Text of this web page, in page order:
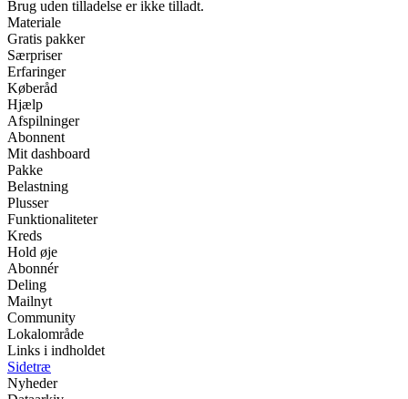
Brug uden tilladelse er ikke tilladt.
Materiale
Gratis pakker
Særpriser
Erfaringer
Køberåd
Hjælp
Afspilninger
Abonnent
Mit dashboard
Pakke
Belastning
Plusser
Funktionaliteter
Kreds
Hold øje
Abonnér
Deling
Mailnyt
Community
Lokalområde
Links i indholdet
Sidetræ
Nyheder